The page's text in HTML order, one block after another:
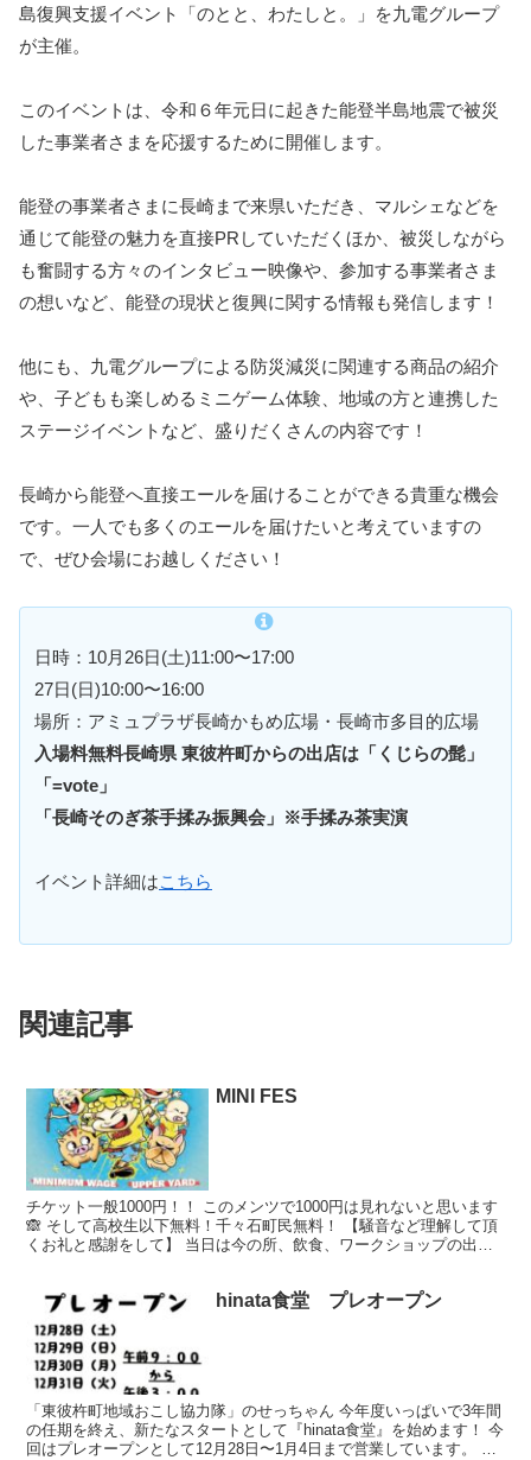
島復興支援イベント「のとと、わたしと。」を九電グループ
が主催。
このイベントは、令和６年元日に起きた能登半島地震で被災
した事業者さまを応援するために開催します。
能登の事業者さまに長崎まで来県いただき、マルシェなどを
通じて能登の魅力を直接PRしていただくほか、被災しながら
も奮闘する方々のインタビュー映像や、参加する事業者さま
の想いなど、能登の現状と復興に関する情報も発信します！
他にも、九電グループによる防災減災に関連する商品の紹介
や、子どもも楽しめるミニゲーム体験、地域の方と連携した
ステージイベントなど、盛りだくさんの内容です！
長崎から能登へ直接エールを届けることができる貴重な機会
です。一人でも多くのエールを届けたいと考えていますの
で、ぜひ会場にお越しください！
日時：10月26日(土)11:00〜17:00
27日(日)10:00〜16:00
場所：アミュプラザ長崎かもめ広場・長崎市多目的広場
入場料無料長崎県 東彼杵町からの出店は「くじらの髭」
「=vote」
「長崎そのぎ茶手揉み振興会」※手揉み茶実演
イベント詳細はこちら
関連記事
MINI FES
チケット一般1000円！！ このメンツで1000円は見れないと思います
🙈 そして高校生以下無料！千々石町民無料！ 【騒音など理解して頂
くお礼と感謝をして】 当日は今の所、飲食、ワークショップの出店
hinata食堂 プレオープン
「東彼杵町地域おこし協力隊」のせっちゃん 今年度いっぱいで3年間
の任期を終え、新たなスタートとして『hinata食堂』を始めます！ 今
回はプレオープンとして12月28日〜1月4日まで営業しています。 ぜ